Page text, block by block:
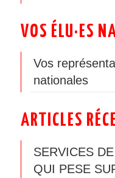
VOS ÉLU·ES
Vos
nationales
ARTICLES
SERVICES
QUI PESE